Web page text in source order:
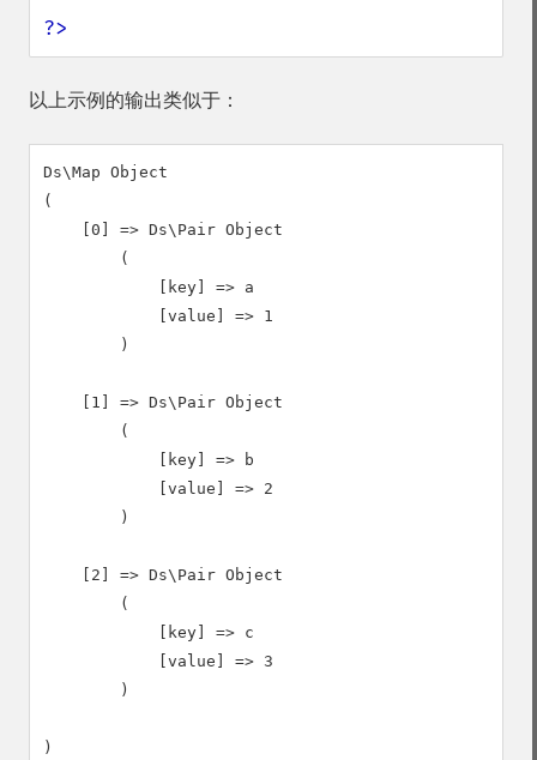
?>
以上示例的输出类似于：
Ds\Map Object
(
    [0] => Ds\Pair Object
        (
            [key] => a
            [value] => 1
        )
    [1] => Ds\Pair Object
        (
            [key] => b
            [value] => 2
        )
    [2] => Ds\Pair Object
        (
            [key] => c
            [value] => 3
        )